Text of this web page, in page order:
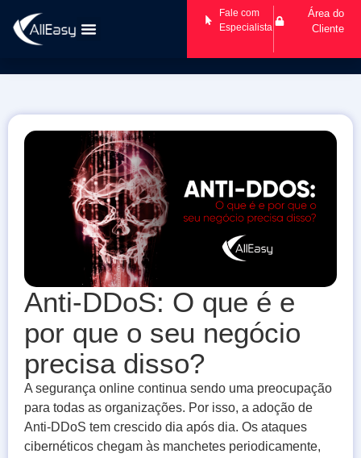
Fale com
Especialista
Área do
Cliente
Anti-DDoS: O que é e
por que o seu negócio
precisa disso?
A segurança online continua sendo uma preocupação
para todas as organizações. Por isso, a adoção de
Anti-DDoS tem crescido dia após dia. Os ataques
cibernéticos chegam às manchetes periodicamente,